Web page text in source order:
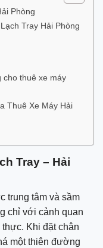
Phòng
Tray Hải Phòng
cho thuê xe máy
Thuê Xe Máy Hải
Tray – Hải
trung tâm và sầm
chỉ với cảnh quan
Khi đặt chân
một thiên đường